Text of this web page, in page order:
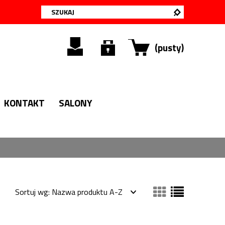
(pusty)
KONTAKT SALONY
Sortuj wg: Nazwa produktu A-Z